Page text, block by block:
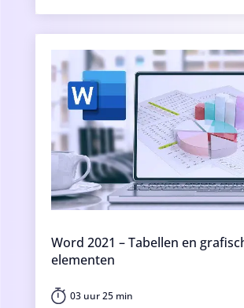
Word 2021 – Tabellen en
elementen
03 uur 25 min